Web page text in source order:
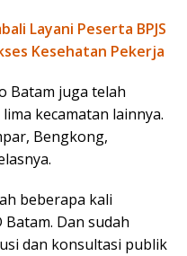
Layani Peserta BPJS
Kesehatan Pekerja
Batam juga telah
kecamatan lainnya.
Bengkong,
beberapa kali
Batam. Dan sudah
dan konsultasi publik